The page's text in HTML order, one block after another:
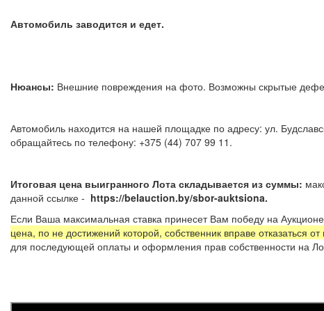
Автомобиль заводится и едет.
Нюансы: Внешние повреждения на фото. Возможны скрытые
Автомобиль находится на нашей площадке по адресу: ул.
обращайтесь по телефону: +375 (44) 707 99 11.
Итоговая цена выигранного Лота складывается из суммы:
данной ссылке - https://belauction.by/sbor-auktsiona.
Если Ваша максимальная ставка принесет Вам победу на
цена, по не достижений которой, собственник вправе отказаться
для последующей оплаты и оформления прав собственности на